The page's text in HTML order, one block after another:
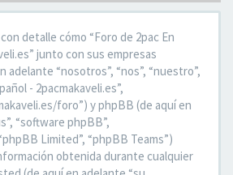
detalle cómo “Foro de 2pac En
junto con sus empresas
adelante “nosotros”, “nos”, “nuestro”,
- 2pacmakaveli.es”,
foro”) y phpBB (de aquí en
“software phpBB”,
Limited”, “phpBB Teams”)
obtenida durante cualquier